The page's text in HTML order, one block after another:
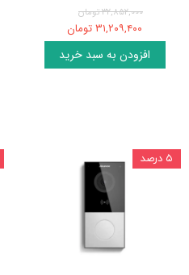
۳۲,۸۵۲,۰۰۰ تومان
۳۱,۲۰۹,۴۰۰ تومان
افزودن به سبد خرید
۵ درصد